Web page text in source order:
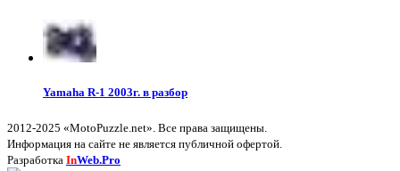
Yamaha R-1 2003г. в разбор
2012-2025 «MotoPuzzle.net». Все права защищены.
Информация на сайте не является публичной офертой.
Разработка InWeb.Pro